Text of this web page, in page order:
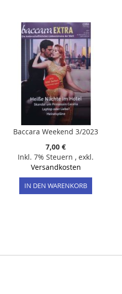
Baccara Weekend 3/2023
7,00 €
Inkl. 7% Steuern , exkl.
Versandkosten
IN DEN WARENKORB